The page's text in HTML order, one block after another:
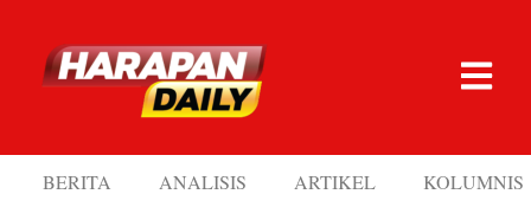
BERITA ANALISIS ARTIKEL KOLUMNIS